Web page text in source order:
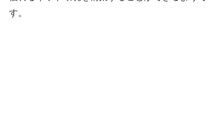
す。